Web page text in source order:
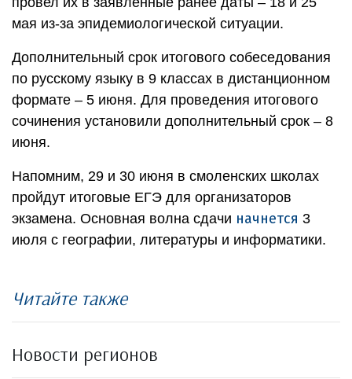
мая из-за эпидемиологической ситуации.
Дополнительный срок итогового собеседования
по русскому языку в 9 классах в дистанционном
формате – 5 июня. Для проведения итогового
сочинения установили дополнительный срок – 8
июня.
Напомним, 29 и 30 июня в смоленских школах
пройдут итоговые ЕГЭ для организаторов
экзамена. Основная волна сдачи начнется 3
июля с географии, литературы и информатики.
Читайте также
Новости регионов